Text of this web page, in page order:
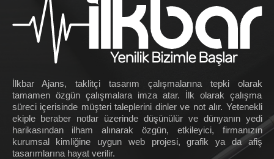
İlkbar Ajans, taklitçi tasarım çalışmalarına tepki olarak
tamamen özgün çalışmalara imza atar. İlk olarak çalışma
süreci içerisinde müşteri taleplerini dinler ve not alır. Yetenekli
ekiple beraber notlar üzerinde düşünülür ve dünyanın yedi
harikasından ilham alınarak özgün, etkileyici, firmanızın
kurumsal kimliğine uygun web projesi, grafik ya da afiş
tasarımlarına hayat verilir.